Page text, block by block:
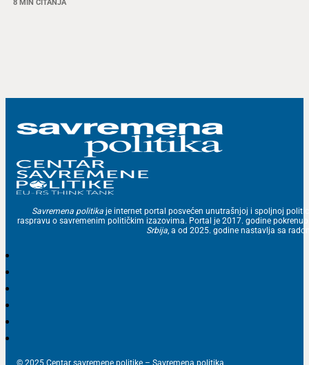
8 MIN ČITANJA
Savremena politika je internet portal posvećen unutrašnjoj i spoljnoj
raspravu o savremenim političkim izazovima. Portal je 2017. godine
Srbija , a od 2025. godine nastavlja sa
© 2025 Centar savremene politike – Savremena politika